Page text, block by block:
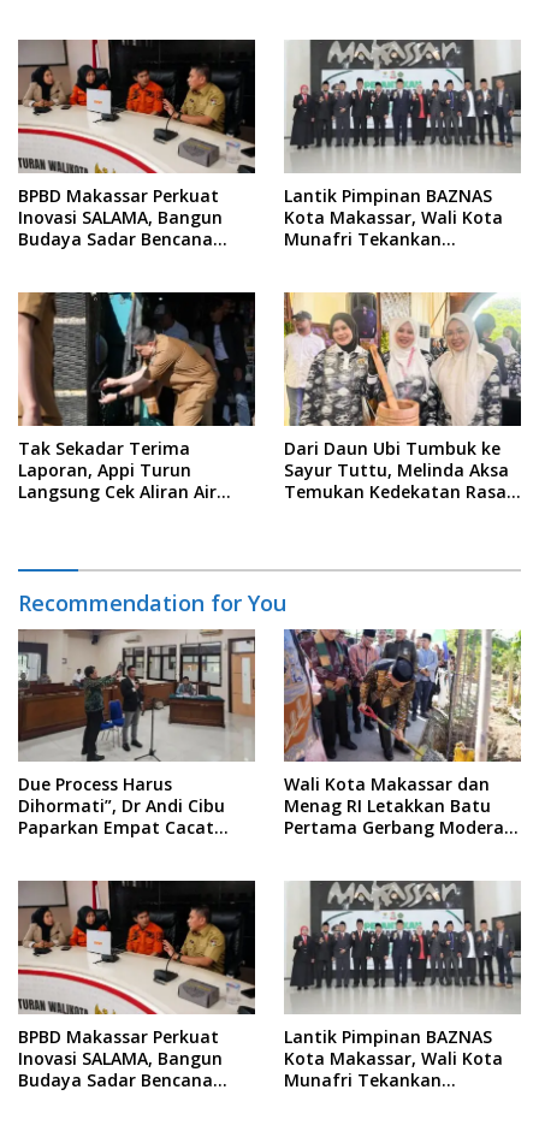
BPBD Makassar Perkuat
Inovasi SALAMA, Bangun
Budaya Sadar Bencana
Lantik Pimpinan BAZNAS
Kota Makassar, Wali Kota
Munafri Tekankan
Data
Tak Sekadar Terima
Laporan, Appi Turun
Langsung Cek Aliran Air
Dari Daun Ubi Tumbuk ke
Sayur Tuttu, Melinda Aksa
Temukan Kedekatan Rasa
Recommendation for You
Due Process Harus
Dihormati”, Dr Andi Cibu
Paparkan Empat Cacat
Wali Kota Makassar dan
Menag RI Letakkan Batu
Pertama Gerbang Moderasi
BPBD Makassar Perkuat
Inovasi SALAMA, Bangun
Budaya Sadar Bencana
Lantik Pimpinan BAZNAS
Kota Makassar, Wali Kota
Munafri Tekankan